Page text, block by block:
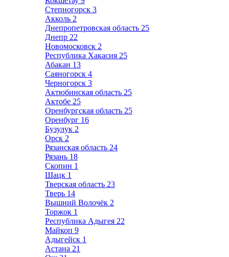
Степногорск 3
Акколь 2
Днепропетровская область 25
Днепр 22
Новомосковск 2
Республика Хакасия 25
Абакан 13
Саяногорск 4
Черногорск 3
Актюбинская область 25
Актобе 25
Оренбургская область 25
Оренбург 16
Бузулук 2
Орск 2
Рязанская область 24
Рязань 18
Скопин 1
Шацк 1
Тверская область 23
Тверь 14
Вышний Волочёк 2
Торжок 1
Республика Адыгея 22
Майкоп 9
Адыгейск 1
Астана 21